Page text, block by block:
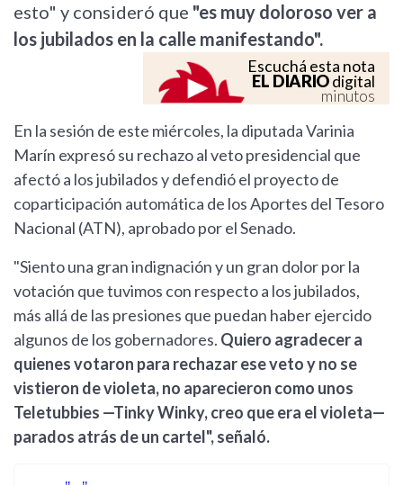
esto" y consideró que "es muy doloroso ver a
los jubilados en la calle manifestando".
Escuchá esta nota
EL DIARIOdigital
minutos
En la sesión de este miércoles, la diputada Varinia
Marín expresó su rechazo al veto presidencial que
afectó a los jubilados y defendió el proyecto de
coparticipación automática de los Aportes del Tesoro
Nacional (ATN), aprobado por el Senado.
"Siento una gran indignación y un gran dolor por la
votación que tuvimos con respecto a los jubilados,
más allá de las presiones que puedan haber ejercido
algunos de los gobernadores. Quiero agradecer a
quienes votaron para rechazar ese veto y no se
vistieron de violeta, no aparecieron como unos
Teletubbies —Tinky Winky, creo que era el violeta—
parados atrás de un cartel", señaló.